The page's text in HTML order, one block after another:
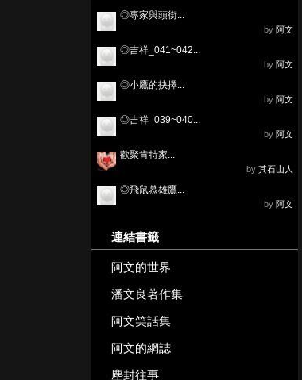
◎專家與頭銜...
by 阿文
◎吉祥_041~042...
by 阿文
◎小鷹的抉擇...
by 阿文
◎吉祥_039~040...
by 阿文
歡聚肯特家...
by 其石山人
◎飛鼠慕雄鷹...
by 阿文
連結書籤
阿文的世界
潘文良著作集
阿文笑話集
阿文的網誌
塵封往事